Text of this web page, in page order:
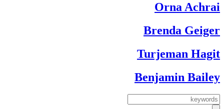
Orna Achrai
Brenda Geiger
Turjeman Hagit
Benjamin Bailey